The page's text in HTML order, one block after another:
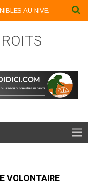
AU NIVEAU DU
VOLONTAIRE